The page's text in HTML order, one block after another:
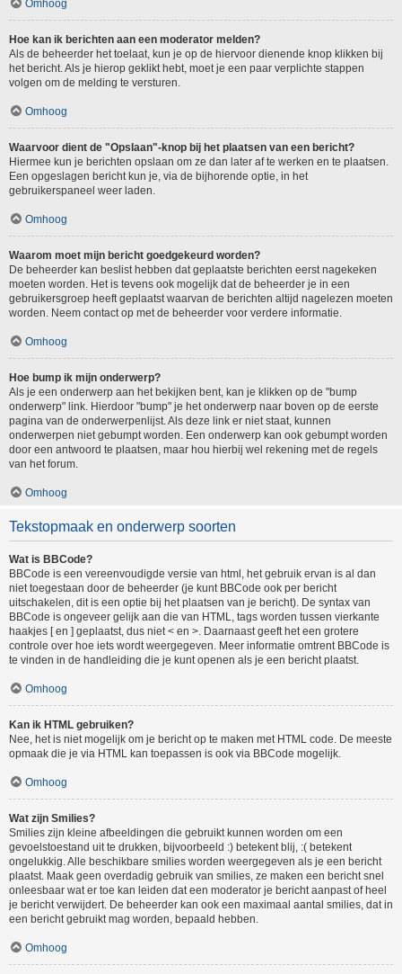
Omhoog
Hoe kan ik berichten aan een moderator melden?
Als de beheerder het toelaat, kun je op de hiervoor dienende knop klikken bij
het bericht. Als je hierop geklikt hebt, moet je een paar verplichte stappen
volgen om de melding te versturen.
Omhoog
Waarvoor dient de "Opslaan"-knop bij het plaatsen van een bericht?
Hiermee kun je berichten opslaan om ze dan later af te werken en te plaatsen.
Een opgeslagen bericht kun je, via de bijhorende optie, in het
gebruikerspaneel weer laden.
Omhoog
Waarom moet mijn bericht goedgekeurd worden?
De beheerder kan beslist hebben dat geplaatste berichten eerst nagekeken
moeten worden. Het is tevens ook mogelijk dat de beheerder je in een
gebruikersgroep heeft geplaatst waarvan de berichten altijd nagelezen moeten
worden. Neem contact op met de beheerder voor verdere informatie.
Omhoog
Hoe bump ik mijn onderwerp?
Als je een onderwerp aan het bekijken bent, kan je klikken op de "bump
onderwerp" link. Hierdoor "bump" je het onderwerp naar boven op de eerste
pagina van de onderwerpenlijst. Als deze link er niet staat, kunnen
onderwerpen niet gebumpt worden. Een onderwerp kan ook gebumpt worden
door een antwoord te plaatsen, maar hou hierbij wel rekening met de regels
van het forum.
Omhoog
Tekstopmaak en onderwerp soorten
Wat is BBCode?
BBCode is een vereenvoudigde versie van html, het gebruik ervan is al dan
niet toegestaan door de beheerder (je kunt BBCode ook per bericht
uitschakelen, dit is een optie bij het plaatsen van je bericht). De syntax van
BBCode is ongeveer gelijk aan die van HTML, tags worden tussen vierkante
haakjes [ en ] geplaatst, dus niet < en >. Daarnaast geeft het een grotere
controle over hoe iets wordt weergegeven. Meer informatie omtrent BBCode is
te vinden in de handleiding die je kunt openen als je een bericht plaatst.
Omhoog
Kan ik HTML gebruiken?
Nee, het is niet mogelijk om je bericht op te maken met HTML code. De meeste
opmaak die je via HTML kan toepassen is ook via BBCode mogelijk.
Omhoog
Wat zijn Smilies?
Smilies zijn kleine afbeeldingen die gebruikt kunnen worden om een
gevoelstoestand uit te drukken, bijvoorbeeld :) betekent blij, :( betekent
ongelukkig. Alle beschikbare smilies worden weergegeven als je een bericht
plaatst. Maak geen overdadig gebruik van smilies, ze maken een bericht snel
onleesbaar wat er toe kan leiden dat een moderator je bericht aanpast of heel
je bericht verwijdert. De beheerder kan ook een maximaal aantal smilies, dat in
een bericht gebruikt mag worden, bepaald hebben.
Omhoog